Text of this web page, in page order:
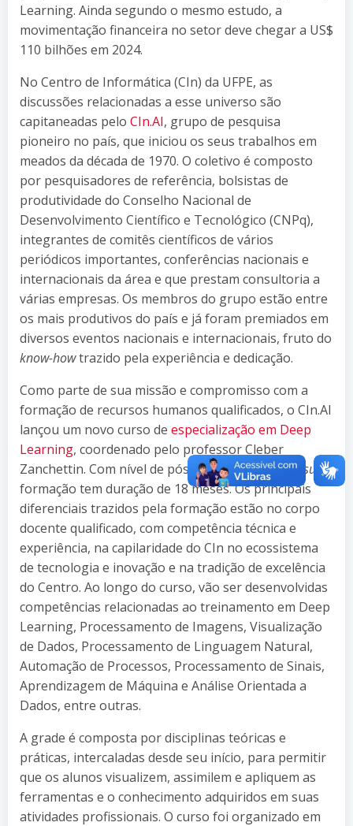
Learning. Ainda segundo o mesmo estudo, a
movimentação financeira no setor deve chegar a US$
110 bilhões em 2024.
No Centro de Informática (CIn) da UFPE, as
discussões relacionadas a esse universo são
capitaneadas pelo CIn.AI, grupo de pesquisa
pioneiro no país, que iniciou os seus trabalhos em
meados da década de 1970. O coletivo é composto
por pesquisadores de referência, bolsistas de
produtividade do Conselho Nacional de
Desenvolvimento Científico e Tecnológico (CNPq),
integrantes de comitês científicos de vários
periódicos importantes, conferências nacionais e
internacionais da área e que prestam consultoria a
várias empresas. Os membros do grupo estão entre
os mais produtivos do país e já foram premiados em
diversos eventos nacionais e internacionais, fruto do
know-howtrazido pela experiência e dedicação.
Como parte de sua missão e compromisso com a
formação de recursos humanos qualificados, o CIn.AI
lançou um novo curso de especialização em Deep
Learning, coordenado pelo professor Cleber
Zanchettin. Com nível de pós-graduaçãolato sensu , a
formação tem duração de 18 meses. Os principais
diferenciais trazidos pela formação estão no corpo
docente qualificado, com competência técnica e
experiência, na capilaridade do CIn no ecossistema
de tecnologia e inovação e na tradição de excelência
do Centro. Ao longo do curso, vão ser desenvolvidas
competências relacionadas ao treinamento em Deep
Learning, Processamento de Imagens, Visualização
de Dados, Processamento de Linguagem Natural,
Automação de Processos, Processamento de Sinais,
Aprendizagem de Máquina e Análise Orientada a
Dados, entre outras.
A grade é composta por disciplinas teóricas e
práticas, intercaladas desde seu início, para permitir
que os alunos visualizem, assimilem e apliquem as
ferramentas e o conhecimento adquiridos em suas
atividades profissionais. O curso foi organizado em